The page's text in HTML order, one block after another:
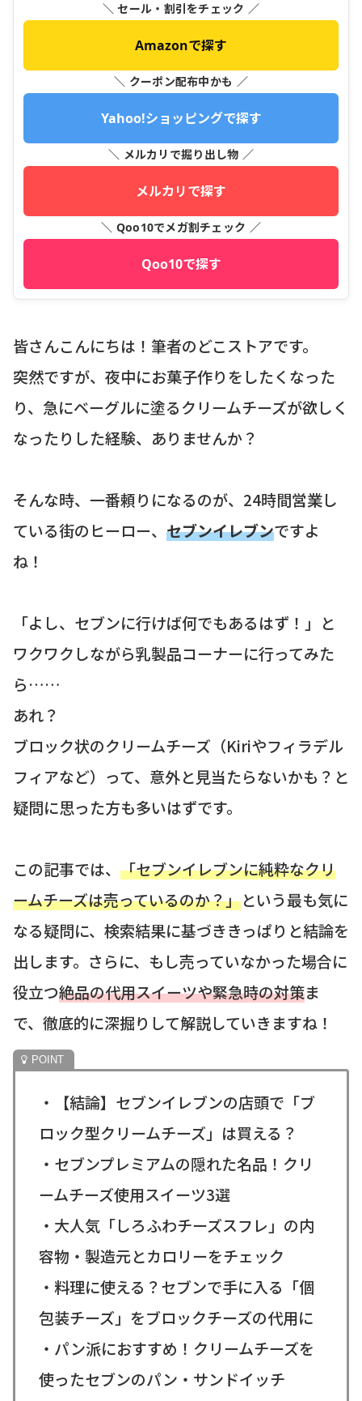
＼ セール・割引をチェック ／
Amazonで探す
＼ クーポン配布中かも ／
Yahoo!ショッピングで探す
＼ メルカリで掘り出し物 ／
メルカリで探す
＼ Qoo10でメガ割チェック ／
Qoo10で探す
皆さんこんにちは！筆者のどこストアです。
突然ですが、夜中にお菓子作りをしたくなった
り、急にベーグルに塗るクリームチーズが欲しく
なったりした経験、ありませんか？
そんな時、一番頼りになるのが、24時間営業し
ている街のヒーロー、 セブンイレブンですよ
ね！
「よし、セブンに行けば何でもあるはず！」と
ワクワクしながら乳製品コーナーに行ってみた
ら……
あれ？
ブロック状のクリームチーズ（Kiriやフィラデル
フィアなど）って、意外と見当たらないかも？と
疑問に思った方も多いはずです。
この記事では、 「セブンイレブンに純粋なクリ
ームチーズは売っているのか？」という最も気に
なる疑問に、検索結果に基づききっぱりと結論を
出します。さらに、もし売っていなかった場合に
役立つ絶品の代用スイーツや緊急時の対策ま
で、徹底的に深掘りして解説していきますね！
・【結論】セブンイレブンの店頭で「ブ
ロック型クリームチーズ」は買える？
・セブンプレミアムの隠れた名品！クリ
ームチーズ使用スイーツ3選
・大人気「しろふわチーズスフレ」の内
容物・製造元とカロリーをチェック
・料理に使える？セブンで手に入る「個
包装チーズ」をブロックチーズの代用に
・パン派におすすめ！クリームチーズを
使ったセブンのパン・サンドイッチ